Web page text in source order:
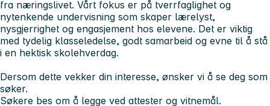
fra næringslivet. Vårt fokus er på tverrfaglighet og
nytenkende undervisning som skaper lærelyst,
nysgjerrighet og engasjement hos elevene. Det er viktig
med tydelig klasseledelse, godt samarbeid og evne til å stå
i en hektisk skolehverdag.
Dersom dette vekker din interesse, ønsker vi å se deg som
søker.
Søkere bes om å legge ved attester og vitnemål.